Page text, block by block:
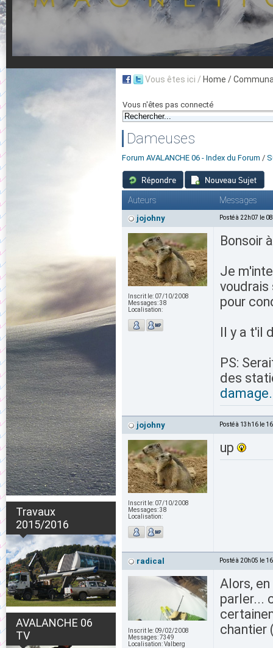
Travaux
2015/2016
AVALANCHE 06
TV
Vous êtes ici / Home /
Vous n'êtes pas connecté
Dameuses
Forum AVALANCHE 06 - Index du Forum /
Auteurs Messages
jojohny Posté à 22h07 le
Inscrit le: 07/10/2008
Messages:38
Localisation:
Bonsoir
Je
pour
Il y a t'il
PS:
des
jojohny Posté à 13h16 le
Inscrit le: 07/10/2008
Messages:38
Localisation:
up
radical Posté à 20h05 le
Inscrit le: 09/02/2008
Messages:7349
Localisation:Valberg
Alors,
parler...
chantier